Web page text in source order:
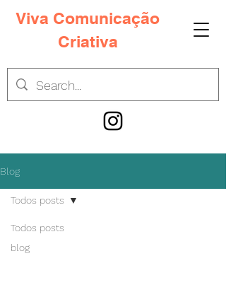
Viva Comunicação
Criativa
Blog
Todos posts
blog
Todos posts